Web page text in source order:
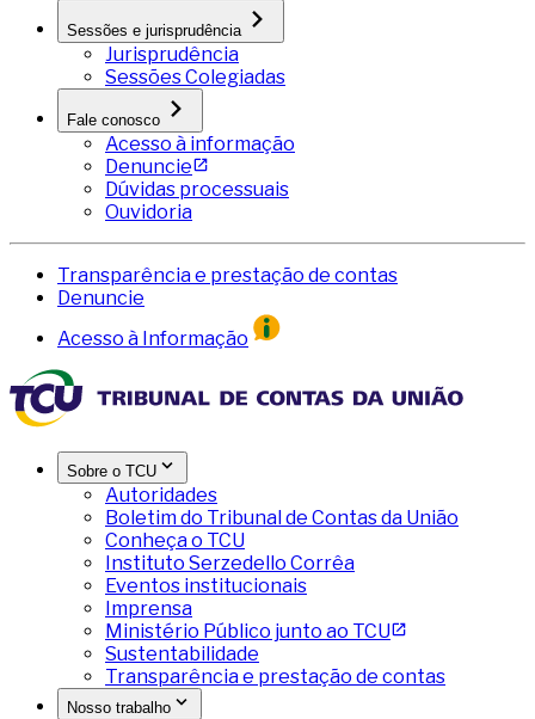
Sessões e jurisprudência
Jurisprudência
Sessões Colegiadas
Fale conosco
Acesso à informação
Denuncie
Dúvidas processuais
Ouvidoria
Transparência e prestação de contas
Denuncie
Acesso à Informação
Sobre o TCU
Autoridades
Boletim do Tribunal de Contas da União
Conheça o TCU
Instituto Serzedello Corrêa
Eventos institucionais
Imprensa
Ministério Público junto ao TCU
Sustentabilidade
Transparência e prestação de contas
Nosso trabalho